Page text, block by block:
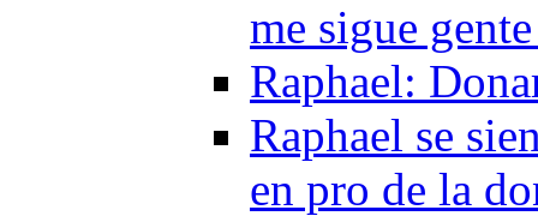
me sigue
Raphael:
Raphael se
en pro de la